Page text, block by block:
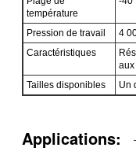
température
Pression de travail
4
Caractéristiques
aux
Tailles disponibles
Un
Applications: